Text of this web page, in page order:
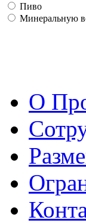
Пиво
Минеральную
О